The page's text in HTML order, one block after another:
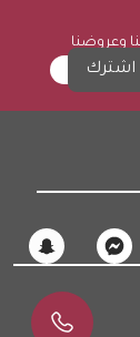
وعروضنا
اشترك